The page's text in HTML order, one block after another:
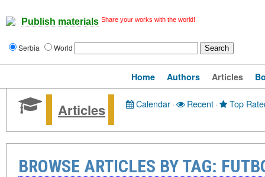
Publish materials Share your works with the world!
Serbia World
Home Authors Articles
Articles Calendar· Recent· Top
BROWSE ARTICLES BY TAG: